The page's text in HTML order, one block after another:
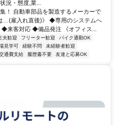
況・態度,業...
！ 自動車部品を製造するメーカーで
…(雇入れ直後)》 ◆専用のシステムへ
来客対応 ◆備品発注 《オフィス...
夫歓迎 フリーター歓迎
バイク通勤OK
見学可 経験不問
未経験者歓迎
通費支給 履歴書不要 友達と応募OK